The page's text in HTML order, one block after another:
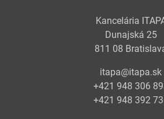
Kancelária
Dunajská 25
811 08
itapa@itapa.sk
+421 948 306
+421 948 392